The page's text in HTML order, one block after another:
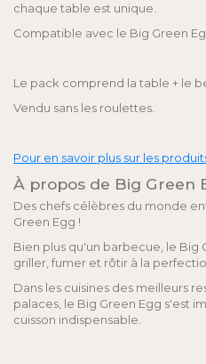
chaque table est unique.
Compatible avec le Big Green
Le pack comprend la table + le
Vendu sans les roulettes.
Pour en savoir plus sur les
À propos de Big Green
Des chefs célèbres du monde
Green Egg !
Bien plus qu'un barbecue, le Big
griller, fumer et rôtir à la
Dans les cuisines des meilleurs
palaces, le Big Green Egg s'est
cuisson indispensable.